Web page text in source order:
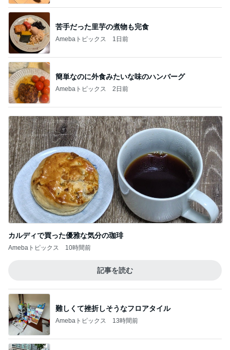
苦手だった里芋の煮物も完食
Amebaトピックス 1日前
簡単なのに外食みたいな味のハンバーグ
Amebaトピックス 2日前
カルディで買った優雅な気分の珈琲
Amebaトピックス 10時間前
記事を読む
難しくて挫折しそうなフロアタイル
Amebaトピックス 13時間前